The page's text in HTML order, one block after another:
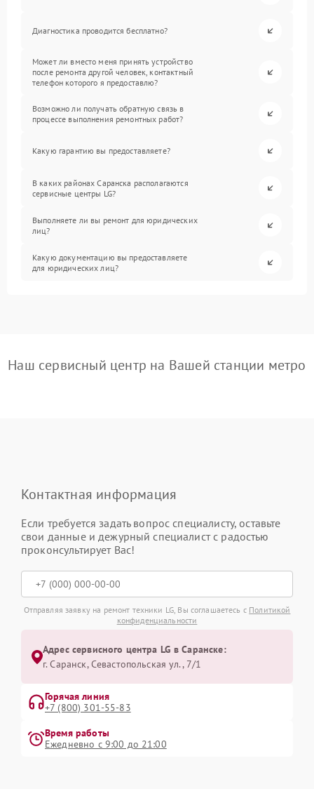
Диагностика проводится бесплатно?
Может ли вместо меня принять устройство
после ремонта другой человек, контактный
телефон которого я предоставлю?
Возможно ли получать обратную связь в
процессе выполнения ремонтных работ?
Какую гарантию вы предоставляете?
В каких районах Саранска располагаются
сервисные центры LG?
Выполняете ли вы ремонт для юридических
лиц?
Какую документацию вы предоставляете
для юридических лиц?
Наш сервисный центр на Вашей станции метро
Контактная информация
Если требуется задать вопрос специалисту, оставьте
свои данные и дежурный специалист с радостью
проконсультирует Вас!
Отправляя заявку на ремонт техники LG, Вы соглашаетесь с Политикой
конфиденциальности
Адрес сервисного центра LG в Саранске:
г. Саранск, Севастопольская ул., 7/1
Горячая линия
+7 (800) 301-55-83
Время работы
Ежедневно с 9:00 до 21:00